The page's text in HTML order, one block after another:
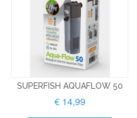
SUPERFISH AQUAFLOW 50
€ 14,99